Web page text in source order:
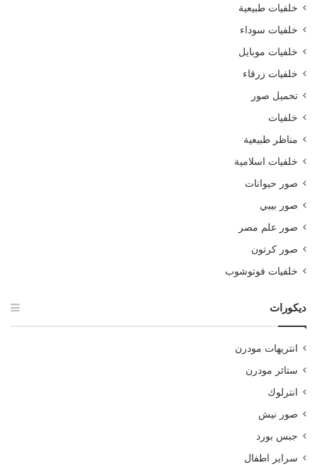
خلفيات طبيعية
خلفيات سوداء
خلفيات موبايل
خلفيات زرقاء
تحميل صور
خلفيات
مناظر طبيعية
خلفيات اسلامية
صور حيوانات
صور بيبي
صور علم مصر
صور كرتون
خلفيات فوتوشوب
ديكورات
انتريهات مودرن
ستائر مودرن
انترلوك
صور نيش
جبس بورد
سراير اطفال